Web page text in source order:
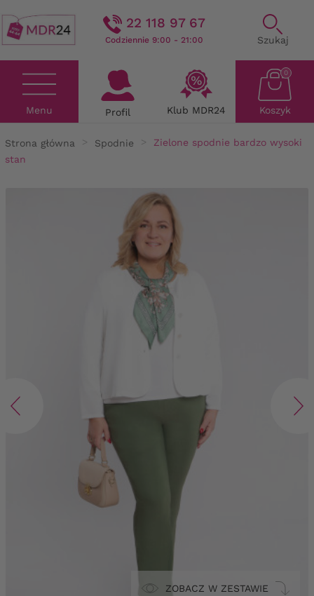
22 118 97 67
Codziennie 9:00 - 21:00 Szukaj
Menu Profil Klub MDR24 Koszyk
0
Strona główna Spodnie
Zielone spodnie bardzo wysoki
stan
ZOBACZ W ZESTAWIE